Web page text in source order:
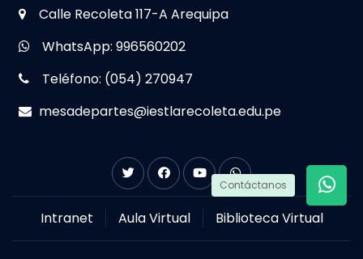
Calle Recoleta 117-A Arequipa
WhatsApp: 996560202
Teléfono: (054) 270947
mesadepartes@iestlarecoleta.edu.pe
Intranet Aula Virtual Biblioteca Virtual
Contáctanos